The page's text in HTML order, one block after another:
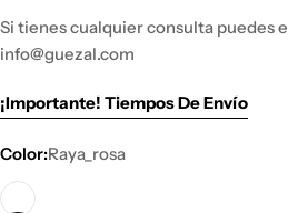
Si tienescualquier consulta puedes
info@guezal.com
¡Importante! Tiempos De Envío
Color:Raya_rosa